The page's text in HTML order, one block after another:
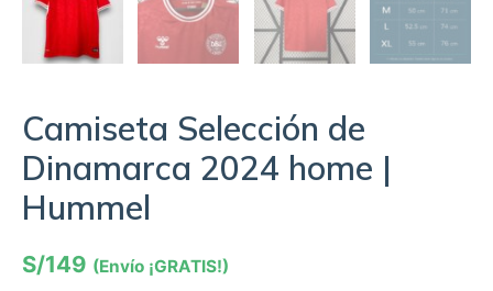
Camiseta Selección de
Dinamarca 2024 home |
Hummel
S/149 (Envío ¡GRATIS!)